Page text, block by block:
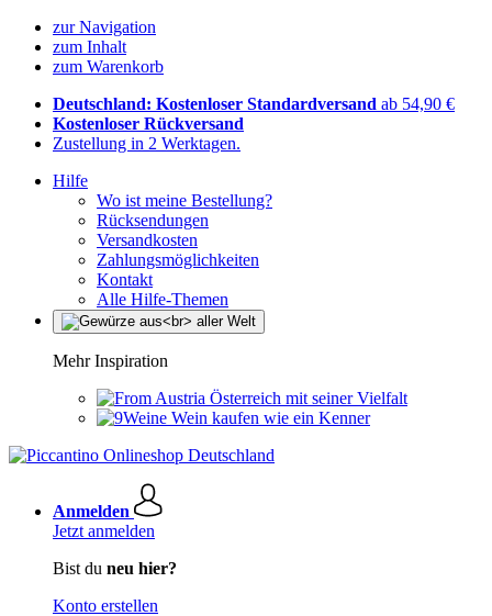
zur Navigation
zum Inhalt
zum Warenkorb
Deutschland: Kostenloser Standardversand ab 54,90 €
Kostenloser Rückversand
Zustellung in 2 Werktagen.
Hilfe
Wo ist meine Bestellung?
Rücksendungen
Versandkosten
Zahlungsmöglichkeiten
Kontakt
Alle Hilfe-Themen
Mehr Inspiration
Österreich mit seiner Vielfalt
Wein kaufen wie ein Kenner
Anmelden
Jetzt anmelden
Bist du neu hier?
Konto erstellen